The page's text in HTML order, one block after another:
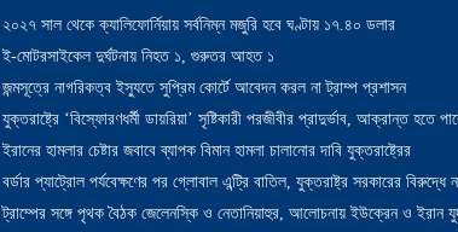
২০২৭ সাল থেকে ক্যালিফোর্নিয়ায় সর্বনিম্ন মজুরি হবে ঘণ্টায় ১৭.৪০ ডলার
ই-মোটরসাইকেল দুর্ঘটনায় নিহত ১, গুরুতর আহত ১
জন্মসূত্রে নাগরিকত্ব ইস্যুতে সুপ্রিম কোর্টে আবেদন করল না ট্রাম্প প্রশাসন
যুক্তরাষ্ট্রে ‘বিস্ফোরণধর্মী ডায়রিয়া’ সৃষ্টিকারী পরজীবীর প্রাদুর্ভাব, আক্রান্ত হতে
ইরানের হামলার চেষ্টার জবাবে ব্যাপক বিমান হামলা চালানোর দাবি যুক্তরাষ্ট্রের
বর্ডার প্যাট্রোল পর্যবেক্ষণের পর গ্লোবাল এন্ট্রি বাতিল, যুক্তরাষ্ট্র সরকারের বিরুদ্ধে
ট্রাম্পের সঙ্গে পৃথক বৈঠক জেলেনস্কি ও নেতানিয়াহুর, আলোচনায় ইউক্রেন ও ইরান